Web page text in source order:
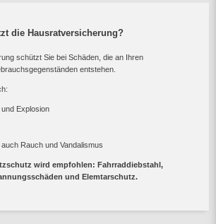
die Hausratversicherung?
schützt Sie bei Schäden, die an Ihren
entstehen.
Explosion
Rauch und Vandalismus
wird empfohlen: Fahrraddiebstahl,
und Elemtarschutz.